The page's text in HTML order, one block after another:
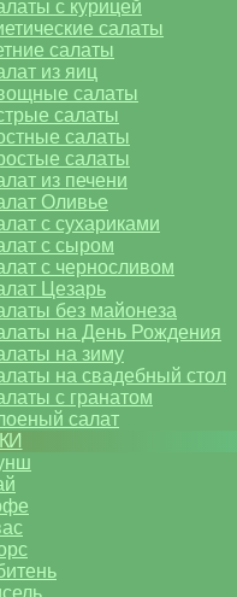
с курицей
салаты
салаты
из яиц
салаты
салаты
салаты
салаты
из печени
Оливье
с сухариками
с сыром
с черносливом
Цезарь
без майонеза
на День Рождения
на зиму
на свадебный стол
с гранатом
салат